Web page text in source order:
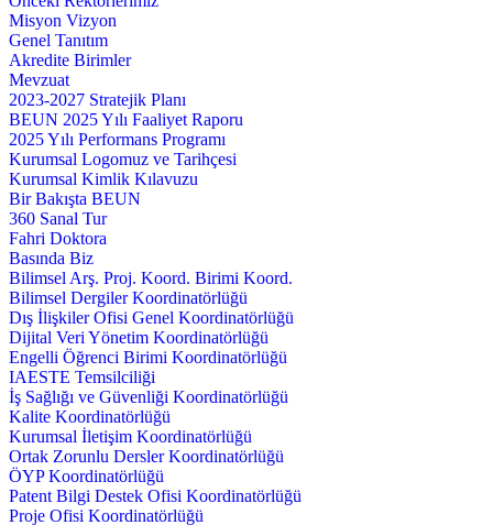
Misyon Vizyon
Genel Tanıtım
Akredite Birimler
Mevzuat
2023-2027 Stratejik Planı
BEUN 2025 Yılı Faaliyet Raporu
2025 Yılı Performans Programı
Kurumsal Logomuz ve Tarihçesi
Kurumsal Kimlik Kılavuzu
Bir Bakışta BEUN
360 Sanal Tur
Fahri Doktora
Basında Biz
Bilimsel Arş. Proj. Koord. Birimi Koord.
Bilimsel Dergiler Koordinatörlüğü
Dış İlişkiler Ofisi Genel Koordinatörlüğü
Dijital Veri Yönetim Koordinatörlüğü
Engelli Öğrenci Birimi Koordinatörlüğü
IAESTE Temsilciliği
İş Sağlığı ve Güvenliği Koordinatörlüğü
Kalite Koordinatörlüğü
Kurumsal İletişim Koordinatörlüğü
Ortak Zorunlu Dersler Koordinatörlüğü
ÖYP Koordinatörlüğü
Patent Bilgi Destek Ofisi Koordinatörlüğü
Proje Ofisi Koordinatörlüğü